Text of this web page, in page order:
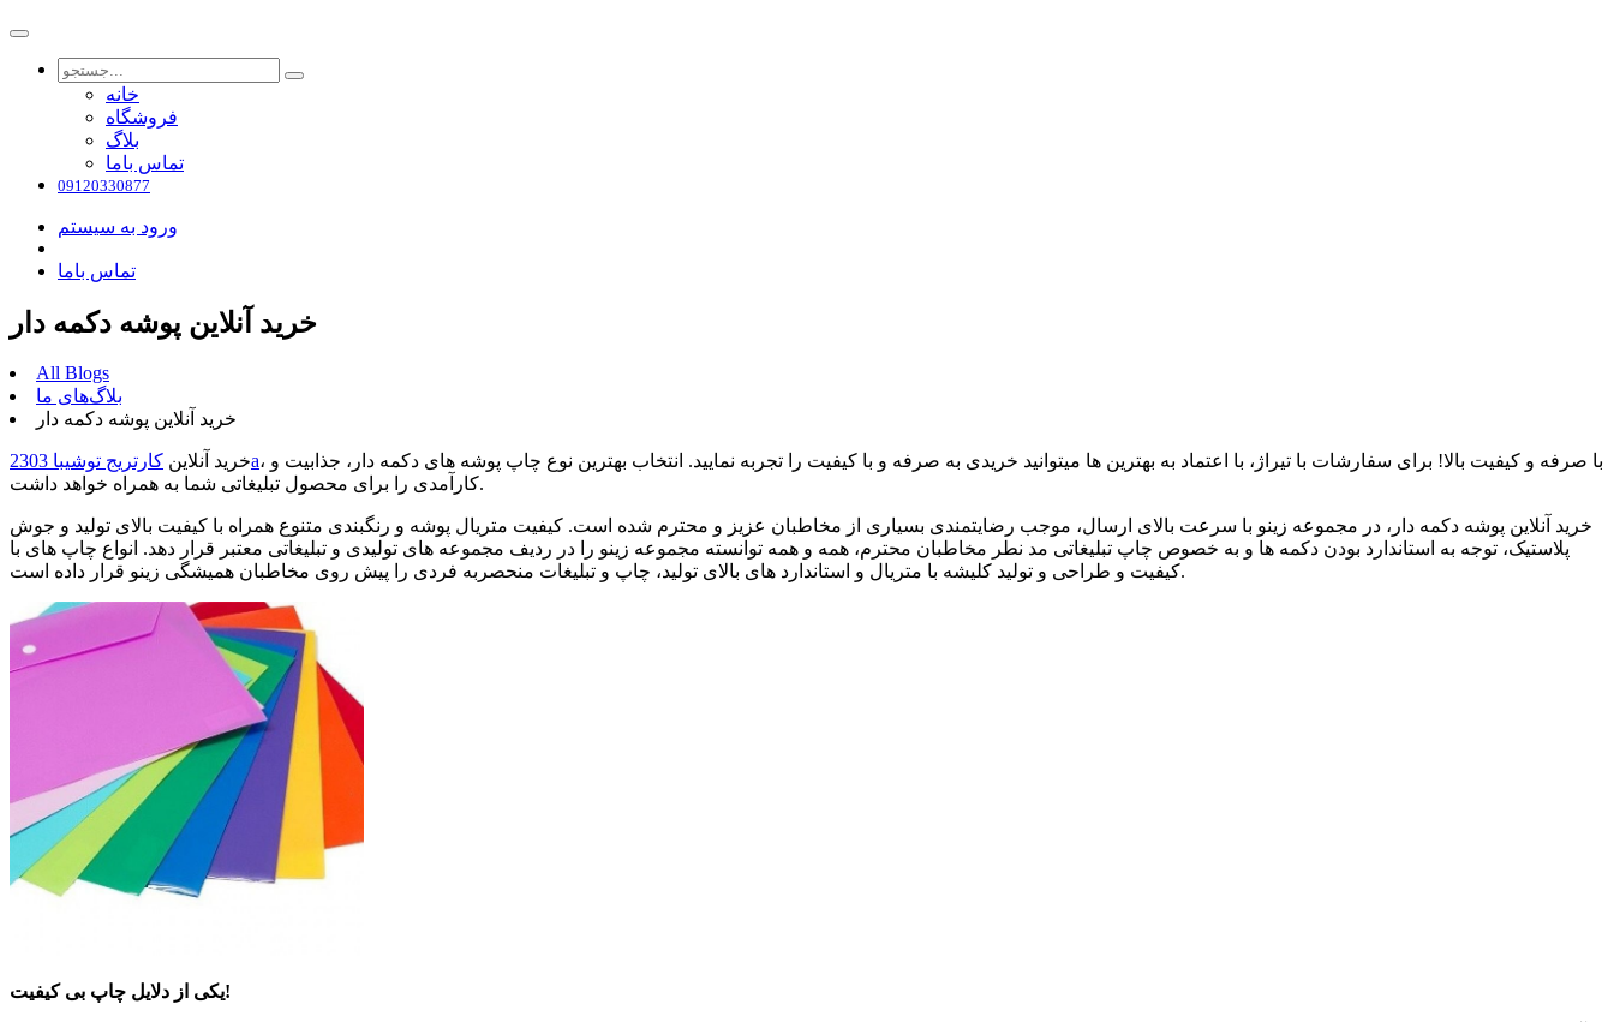
خانه
فروشگاه
بلاگ
تماس باما
09120330877
ورود به سیستم
تماس باما
خرید آنلاین پوشه دکمه دار
All Blogs
بلاگ‌های ما
خرید آنلاین پوشه دکمه دار
خرید آنلاینکارتریج توشیبا 2303a، با صرفه و کیفیت بالا! برای سفارشات با تیراژ، با اعتماد به بهترین ها میتوانید خریدی به صرفه و با کیفیت را تجربه نمایید. انتخاب بهترین نوع چاپ پوشه های دکمه دار، جذابیت و
کارآمدی را برای محصول تبلیغاتی شما به همراه خواهد داشت.
خرید آنلاین پوشه دکمه دار، در مجموعه زینو با سرعت بالای ارسال، موجب رضایتمندی بسیاری از مخاطبان عزیز و محترم شده است. کیفیت متریال پوشه و رنگبندی متنوع همراه با کیفیت بالای تولید و جوش
پلاستیک، توجه به استاندارد بودن دکمه ها و به خصوص چاپ تبلیغاتی مد نطر مخاطبان محترم، همه و همه توانسته مجموعه زینو را در ردیف مجموعه های تولیدی و تبلیغاتی معتبر قرار دهد. انواع چاپ های با
کیفیت و طراحی و تولید کلیشه با متریال و استاندارد های بالای تولید، چاپ و تبلیغات منحصربه فردی را پیش روی مخاطبان همیشگی زینو قرار داده است.
یکی از دلایل چاپ بی کیفیت!